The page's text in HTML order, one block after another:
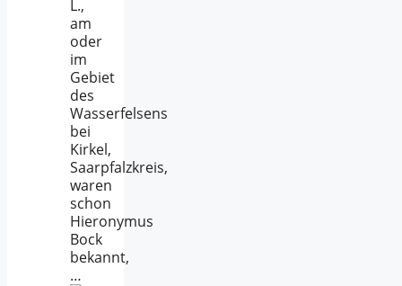
L.,
am
oder
im
Gebiet
des
Wasserfelsens
bei
Kirkel,
Saarpfalzkreis,
waren
schon
Hieronymus
Bock
bekannt,
…